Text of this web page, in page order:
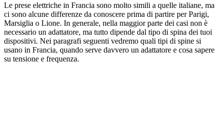
Le prese elettriche in Francia sono molto simili a quelle italiane, ma
ci sono alcune differenze da conoscere prima di partire per Parigi,
Marsiglia o Lione. In generale, nella maggior parte dei casi non è
necessario un adattatore, ma tutto dipende dal tipo di spina dei tuoi
dispositivi. Nei paragrafi seguenti vedremo quali tipi di spine si
usano in Francia, quando serve davvero un adattatore e cosa sapere
su tensione e frequenza.